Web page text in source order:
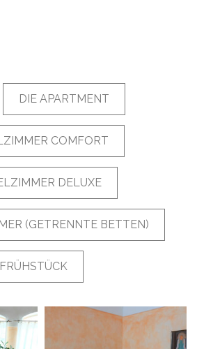
DIE APARTMENT
COMFORT
DELUXE
(GETRENNTE BETTEN)
FRÜHSTÜCK